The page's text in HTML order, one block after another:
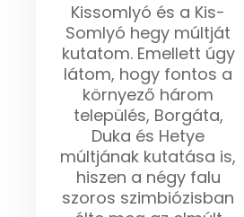
Kissomlyó és a Kis-
Somlyó hegy múltját
kutatom. Emellett úgy
látom, hogy fontos a
környező három
település, Borgáta,
Duka és Hetye
múltjának kutatása is,
hiszen a négy falu
szoros szimbiózisban